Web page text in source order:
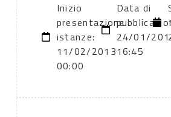
Inizio
presentazione
istanze:
11/02/2013
00:00
Data di
24/01/
16:45